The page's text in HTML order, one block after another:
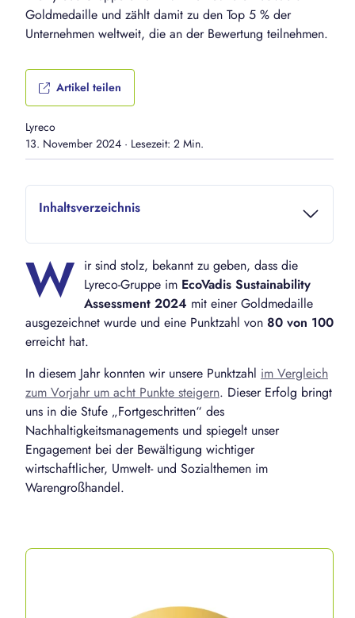
Goldmedaille und zählt damit zu den Top 5 % der
Unternehmen weltweit, die an der Bewertung teilnehmen.
Artikel teilen
Lyreco
13. November 2024 · Lesezeit: 2 Min.
Inhaltsverzeichnis
W ir sind stolz, bekannt zu geben, dass die
Lyreco-Gruppe im EcoVadis Sustainability
Assessment 2024 mit einer Goldmedaille
ausgezeichnet wurde und eine Punktzahl von 80 von 100
erreicht hat.
In diesem Jahr konnten wir unsere Punktzahl im Vergleich
zum Vorjahr um acht Punkte steigern. Dieser Erfolg bringt
uns in die Stufe „Fortgeschritten“ des
Nachhaltigkeitsmanagements und spiegelt unser
Engagement bei der Bewältigung wichtiger
wirtschaftlicher, Umwelt- und Sozialthemen im
Warengroßhandel.